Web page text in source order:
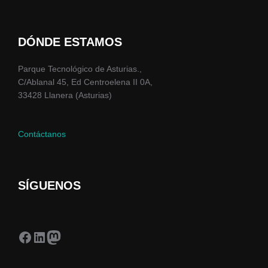
DÓNDE ESTAMOS
Parque Tecnológico de Asturias.,
C/Ablanal 45, Ed Centroelena II 0A,
33428 Llanera (Asturias)
Contáctanos
SÍGUENOS
Facebook
LinkedIn
Mastodon